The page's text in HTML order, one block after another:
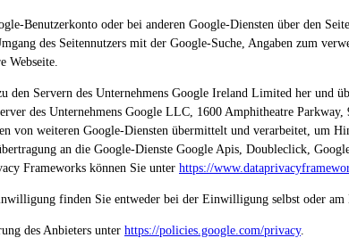
Benutzerkonto oder bei anderen Google-Diensten über den
des Seitennutzers mit der Google-Suche, Angaben zum
Webseite.
den Servern des Unternehmens Google Ireland Limited her und
des Unternehmens Google LLC, 1600 Amphitheatre
von weiteren Google-Diensten übermittelt und verarbeitet, um
an die Google-Dienste Google Apis, Doubleclick,
Frameworks können Sie unter https://
finden Sie entweder bei der Einwilligung selbst oder am
des Anbieters unter https://policies.google.com/privacy.